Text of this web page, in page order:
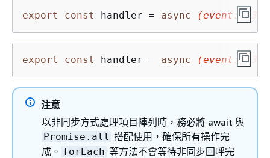
export const handler = async (event:
export const handler = async (event:
注意
以非同步方式處理項目陣列時，務必將 await 與
Promise.all 搭配使用，確保所有操作完
成。 forEach 等方法不會等待非同步回呼完